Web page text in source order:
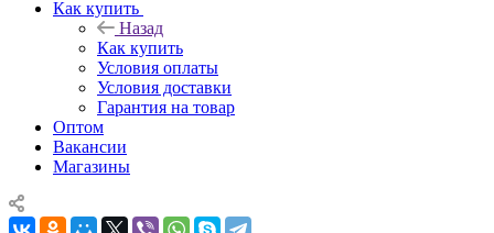
Как купить
Назад
Как купить
Условия оплаты
Условия доставки
Гарантия на товар
Оптом
Вакансии
Магазины